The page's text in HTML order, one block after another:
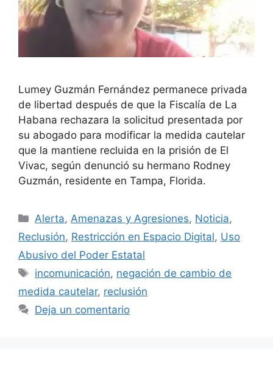
Lumey Guzmán Fernández permanece privada
de libertad después de que la Fiscalía de La
Habana rechazara la solicitud presentada por
su abogado para modificar la medida cautelar
que la mantiene recluida en la prisión de El
Vivac, según denunció su hermano Rodney
Guzmán, residente en Tampa, Florida.
Categorías
Alerta,Amenazas y Agresiones, Noticia,
Reclusión, Restricción en Espacio Digital, Uso
Abusivo del Poder Estatal
Etiquetas
incomunicación, negación de cambio de
medida cautelar, reclusión
Deja un comentario